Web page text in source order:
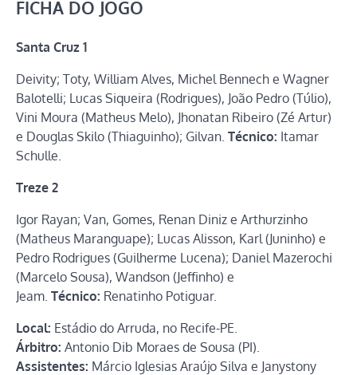
FICHA DO JOGO
Santa Cruz 1
Deivity; Toty, William Alves, Michel Bennech e Wagner
Balotelli; Lucas Siqueira (Rodrigues), João Pedro (Túlio),
Vini Moura (Matheus Melo), Jhonatan Ribeiro (Zé Artur)
e Douglas Skilo (Thiaguinho); Gilvan. Técnico: Itamar
Schulle.
Treze 2
Igor Rayan; Van, Gomes, Renan Diniz e Arthurzinho
(Matheus Maranguape); Lucas Alisson, Karl (Juninho) e
Pedro Rodrigues (Guilherme Lucena); Daniel Mazerochi
(Marcelo Sousa), Wandson (Jeffinho) e
Jeam. Técnico: Renatinho Potiguar.
Local: Estádio do Arruda, no Recife-PE.
Árbitro: Antonio Dib Moraes de Sousa (PI).
Assistentes: Márcio Iglesias Araújo Silva e Janystony